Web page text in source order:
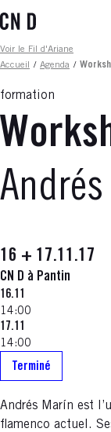
au
principal
Fil d'ariane
Voir le Fil d'Ariane
Accueil
/ Agenda /
formation
16 + 17.11.17
CN D à Pantin
16.11
14:00
17.11
14:00
Terminé
Andrés Marín est
flamenco actuel.